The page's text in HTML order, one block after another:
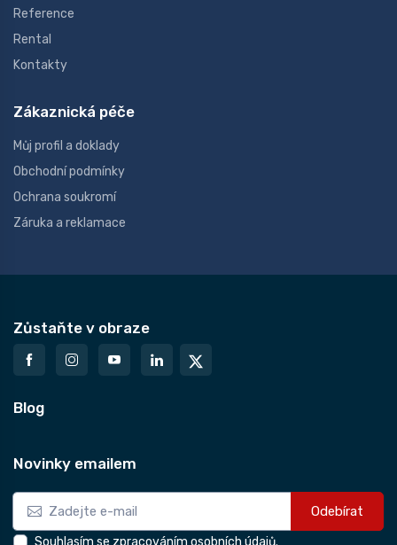
Reference
Rental
Kontakty
Zákaznická péče
Můj profil a doklady
Obchodní podmínky
Ochrana soukromí
Záruka a reklamace
Zůstaňte v obraze
Blog
Novinky emailem
Odebírat